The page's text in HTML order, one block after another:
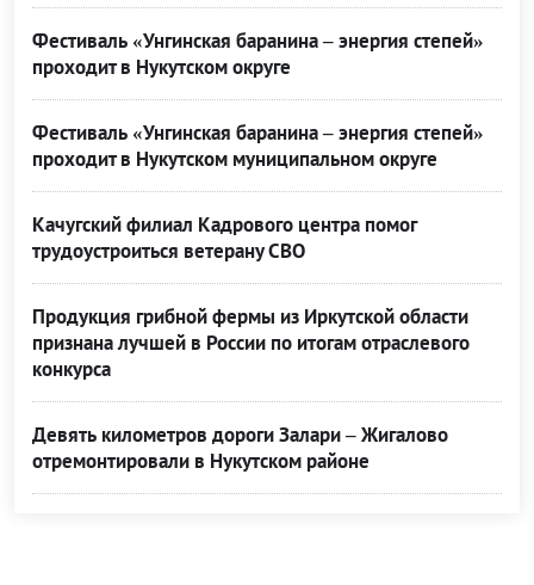
Фестиваль «Унгинская баранина – энергия степей»
проходит в Нукутском округе
Фестиваль «Унгинская баранина – энергия степей»
проходит в Нукутском муниципальном округе
Качугский филиал Кадрового центра помог
трудоустроиться ветерану СВО
Продукция грибной фермы из Иркутской области
признана лучшей в России по итогам отраслевого
конкурса
Девять километров дороги Залари – Жигалово
отремонтировали в Нукутском районе